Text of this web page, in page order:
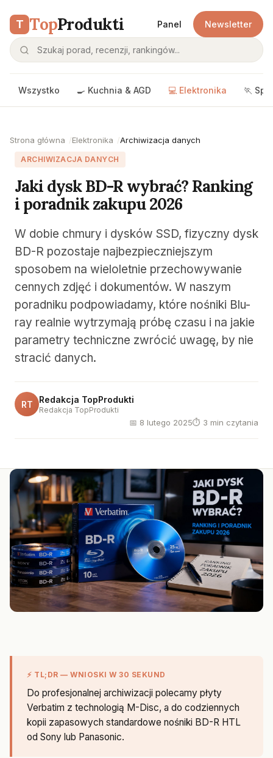
T TopProdukti Panel Newsletter
Wszystko 🍳 Kuchnia & AGD 💻 Elektronika 🏃
Strona główna Elektronika Archiwizacja danych
ARCHIWIZACJA DANYCH
Jaki dysk BD-R wybrać? Ranking
i poradnik zakupu 2026
W dobie chmury i dysków SSD, fizyczny dysk
BD-R pozostaje najbezpieczniejszym
sposobem na wieloletnie przechowywanie
cennych zdjęć i dokumentów. W naszym
poradniku podpowiadamy, które nośniki Blu-
ray realnie wytrzymają próbę czasu i na jakie
parametry techniczne zwrócić uwagę, by nie
stracić danych.
RT Redakcja TopProdukti
Redakcja TopProdukti
📅 8 lutego 2025⏱ 3 min czytania
⚡ TL;DR — WNIOSKI W 30 SEKUND
Do profesjonalnej archiwizacji polecamy płyty
Verbatim z technologią M-Disc, a do codziennych
kopii zapasowych standardowe nośniki BD-R HTL
od Sony lub Panasonic.